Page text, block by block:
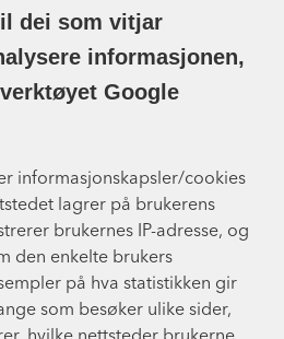
dei som vitjar
informasjonen,
Google
informasjonskapsler/cookies
lagrer på brukerens
brukernes IP-adresse, og
den enkelte brukers
på hva statistikken gir
som besøker ulike sider,